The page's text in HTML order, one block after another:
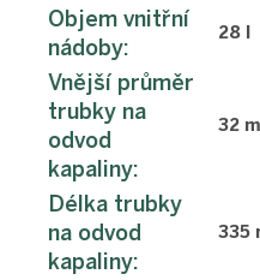
Objem vnitřní
nádoby:
28 l
Vnější průměr
trubky na
odvod
kapaliny:
32
Délka trubky
na odvod
kapaliny:
335